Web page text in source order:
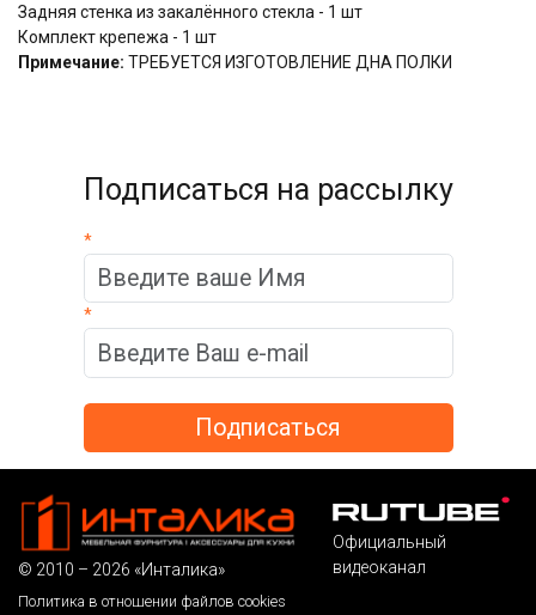
Задняя стенка из закалённого стекла - 1 шт
Комплект крепежа - 1 шт
Примечание: ТРЕБУЕТСЯ ИЗГОТОВЛЕНИЕ ДНА ПОЛКИ
Подписаться на рассылку
*
*
© 2010 – 2026 «Инталика»
Политика в отношении файлов cookies
Официальный
видеоканал